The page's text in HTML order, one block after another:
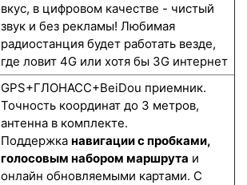
вкус, в цифровом качестве - чистый
звук и без рекламы! Любимая
радиостанция будет работать везде,
где ловит 4G или хотя бы 3G интернет
GPS+ГЛОНАСС+BeiDou приемник.
Точность координат до 3 метров,
антенна в комплекте.
Поддержка навигации с пробками,
голосовым набором маршрута и
онлайн обновляемыми картами. С